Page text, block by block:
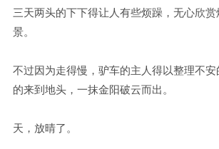
三天两头的下下得让人有些烦躁，无心欣
景。
不过因为走得慢，驴车的主人得以整理不安
的来到地头，一抹金阳破云而出。
天，放晴了。